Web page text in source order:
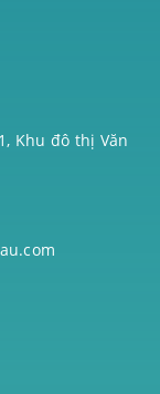
Khu đô thị Văn